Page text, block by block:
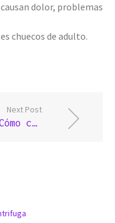
dolor, problemas
chuecos de adulto.
Next Post
Cómo cuidar bien tus dientes